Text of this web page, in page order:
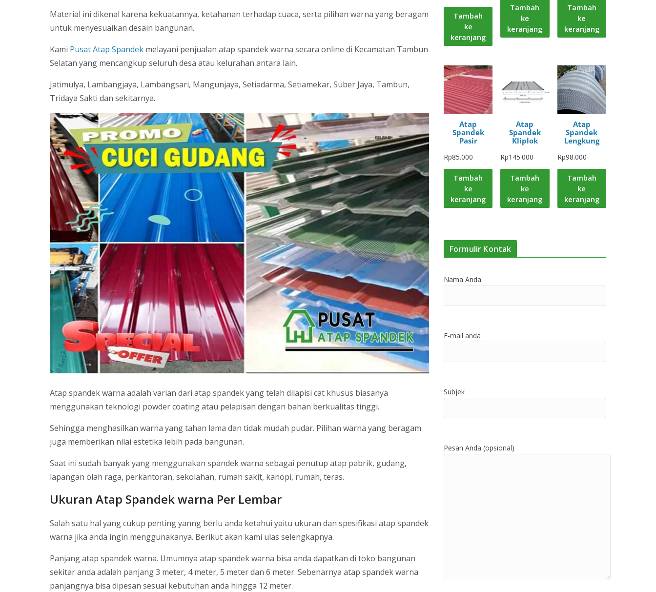
Material ini dikenal karena kekuatannya, ketahanan terhadap cuaca, serta pilihan warna yang beragam
untuk menyesuaikan desain bangunan.
Kami Pusat Atap Spandek melayani penjualan atap spandek warna secara online di Kecamatan Tambun
Selatan yang mencangkup seluruh desa atau kelurahan antara lain.
Jatimulya, Lambangjaya, Lambangsari, Mangunjaya, Setiadarma, Setiamekar, Suber Jaya, Tambun,
Tridaya Sakti dan sekitarnya.
Atap spandek warna adalah varian dari atap spandek yang telah dilapisi cat khusus biasanya
menggunakan teknologi powder coating atau pelapisan dengan bahan berkualitas tinggi.
Sehingga menghasilkan warna yang tahan lama dan tidak mudah pudar. Pilihan warna yang beragam
juga memberikan nilai estetika lebih pada bangunan.
Saat ini sudah banyak yang menggunakan spandek warna sebagai penutup atap pabrik, gudang,
lapangan olah raga, perkantoran, sekolahan, rumah sakit, kanopi, rumah, teras.
Ukuran Atap Spandek warna Per Lembar
Salah satu hal yang cukup penting yanng berlu anda ketahui yaitu ukuran dan spesifikasi atap spandek
warna jika anda ingin menggunakanya. Berikut akan kami ulas selengkapnya.
Panjang atap spandek warna. Umumnya atap spandek warna bisa anda dapatkan di toko bangunan
sekitar anda adalah panjang 3 meter, 4 meter, 5 meter dan 6 meter. Sebenarnya atap spandek warna
panjangnya bisa dipesan sesuai kebutuhan anda hingga 12 meter.
Tambah
ke
keranjang
Tambah
ke
keranjang
Tambah
ke
keranjang
Atap
Spandek
Pasir
Rp85.000
Tambah
ke
keranjang
Atap
Spandek
Kliplok
Rp145.000
Tambah
ke
keranjang
Atap
Spandek
Lengkung
Rp98.000
Tambah
ke
keranjang
Formulir Kontak
Nama Anda
E-mail anda
Subjek
Pesan Anda (opsional)